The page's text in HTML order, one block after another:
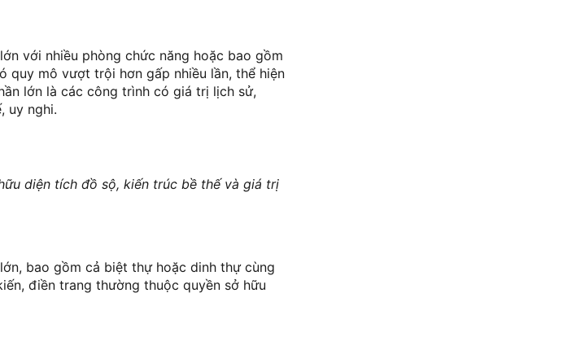
với nhiều phòng chức năng hoặc bao gồm
quy mô vượt trội hơn gấp nhiều lần, thể hiện
lớn là các công trình có giá trị lịch sử,
uy nghi.
diện tích đồ sộ, kiến trúc bề thế và giá trị
bao gồm cả biệt thự hoặc dinh thự cùng
điền trang thường thuộc quyền sở hữu